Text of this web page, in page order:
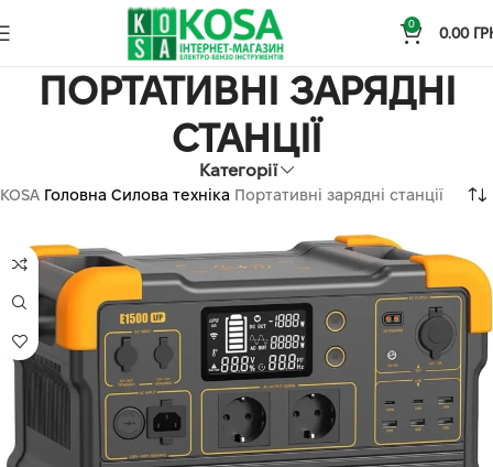
0
0.00
ПОРТАТИВНІ ЗАРЯДНІ
СТАНЦІЇ
Категорії
KOSA Головна Силова техніка Портативні зарядні станції